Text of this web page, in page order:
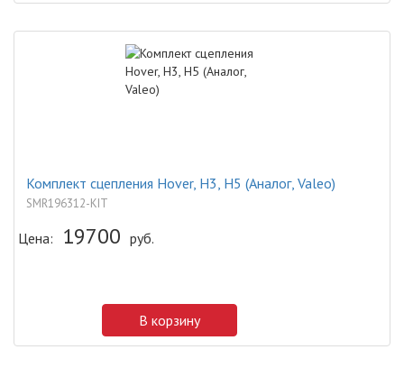
Комплект сцепления Hover, H3, H5 (Аналог, Valeo)
SMR196312-KIT
Цена: 19700 руб.
В корзину